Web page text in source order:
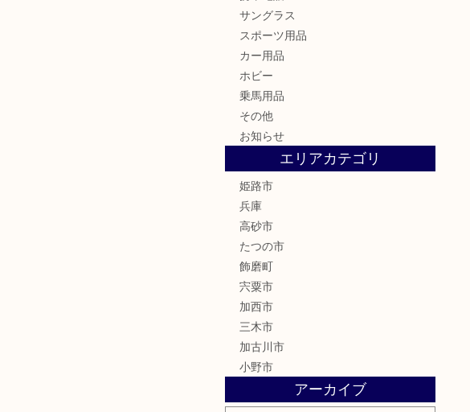
サングラス
スポーツ用品
カー用品
ホビー
乗馬用品
その他
お知らせ
エリアカテゴリ
姫路市
兵庫
高砂市
たつの市
飾磨町
宍粟市
加西市
三木市
加古川市
小野市
アーカイブ